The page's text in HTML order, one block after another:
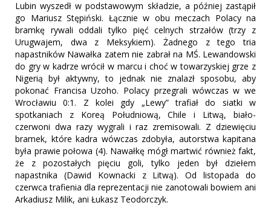
Lubin wyszedł w podstawowym składzie, a później zastąpił
go Mariusz Stępiński. Łącznie w obu meczach Polacy na
bramkę rywali oddali tylko pięć celnych strzałów (trzy z
Urugwajem, dwa z Meksykiem). Żadnego z tego tria
napastników Nawałka zatem nie zabrał na MŚ. Lewandowski
do gry w kadrze wrócił w marcu i choć w towarzyskiej grze z
Nigerią był aktywny, to jednak nie znalazł sposobu, aby
pokonać Francisa Uzoho. Polacy przegrali wówczas w we
Wrocławiu 0:1. Z kolei gdy „Lewy” trafiał do siatki w
spotkaniach z Koreą Południową, Chile i Litwą, biało-
czerwoni dwa razy wygrali i raz zremisowali. Z dziewięciu
bramek, które kadra wówczas zdobyła, autorstwa kapitana
była prawie połowa (4). Nawałkę mógł martwić również fakt,
że z pozostałych pięciu goli, tylko jeden był dziełem
napastnika (Dawid Kownacki z Litwą). Od listopada do
czerwca trafienia dla reprezentacji nie zanotowali bowiem ani
Arkadiusz Milik, ani Łukasz Teodorczyk.